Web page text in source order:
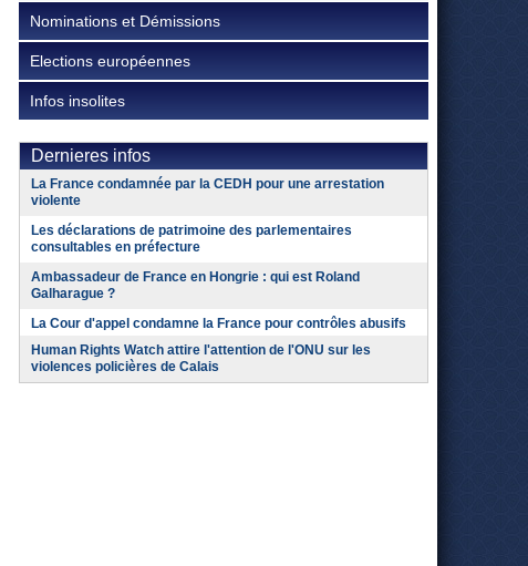
Nominations et Démissions
Elections européennes
Infos insolites
Dernieres infos
La France condamnée par la CEDH pour une arrestation
violente
Les déclarations de patrimoine des parlementaires
consultables en préfecture
Ambassadeur de France en Hongrie : qui est Roland
Galharague ?
La Cour d'appel condamne la France pour contrôles abusifs
Human Rights Watch attire l'attention de l'ONU sur les
violences policières de Calais